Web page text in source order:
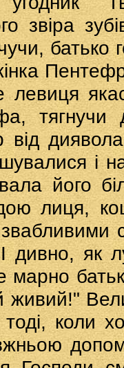
звіра
батько
левиця
тягнучи
від
і
його
лиця,
дивно, як
марно
живий!"
тоді, коли